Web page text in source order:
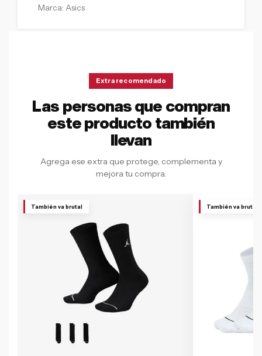
Marca: Asics
Extra recomendado
Las personas que compran
este producto también
llevan
Agrega ese extra que protege, complementa y
mejora tu compra.
También va brutal También va brutal